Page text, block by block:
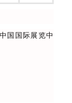
国国际展览中